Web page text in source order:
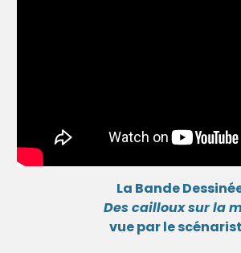
La Bande
Des cailloux sur la
vue par le